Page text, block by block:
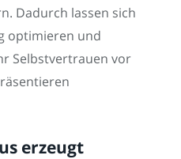
Dadurch lassen sich
optimieren und
Selbstvertrauen vor
erzeugt